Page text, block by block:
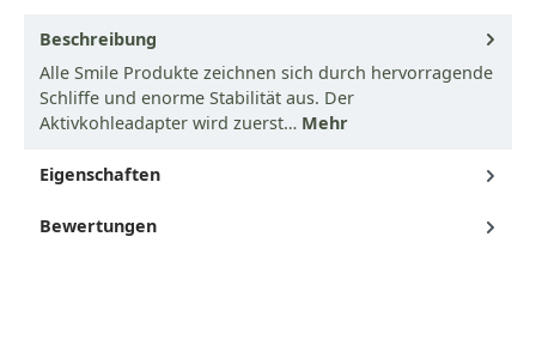
Beschreibung
Alle Smile Produkte zeichnen sich durch hervorragende
Schliffe und enorme Stabilität aus. Der
Aktivkohleadapter wird zuerst… Mehr
Eigenschaften
Bewertungen